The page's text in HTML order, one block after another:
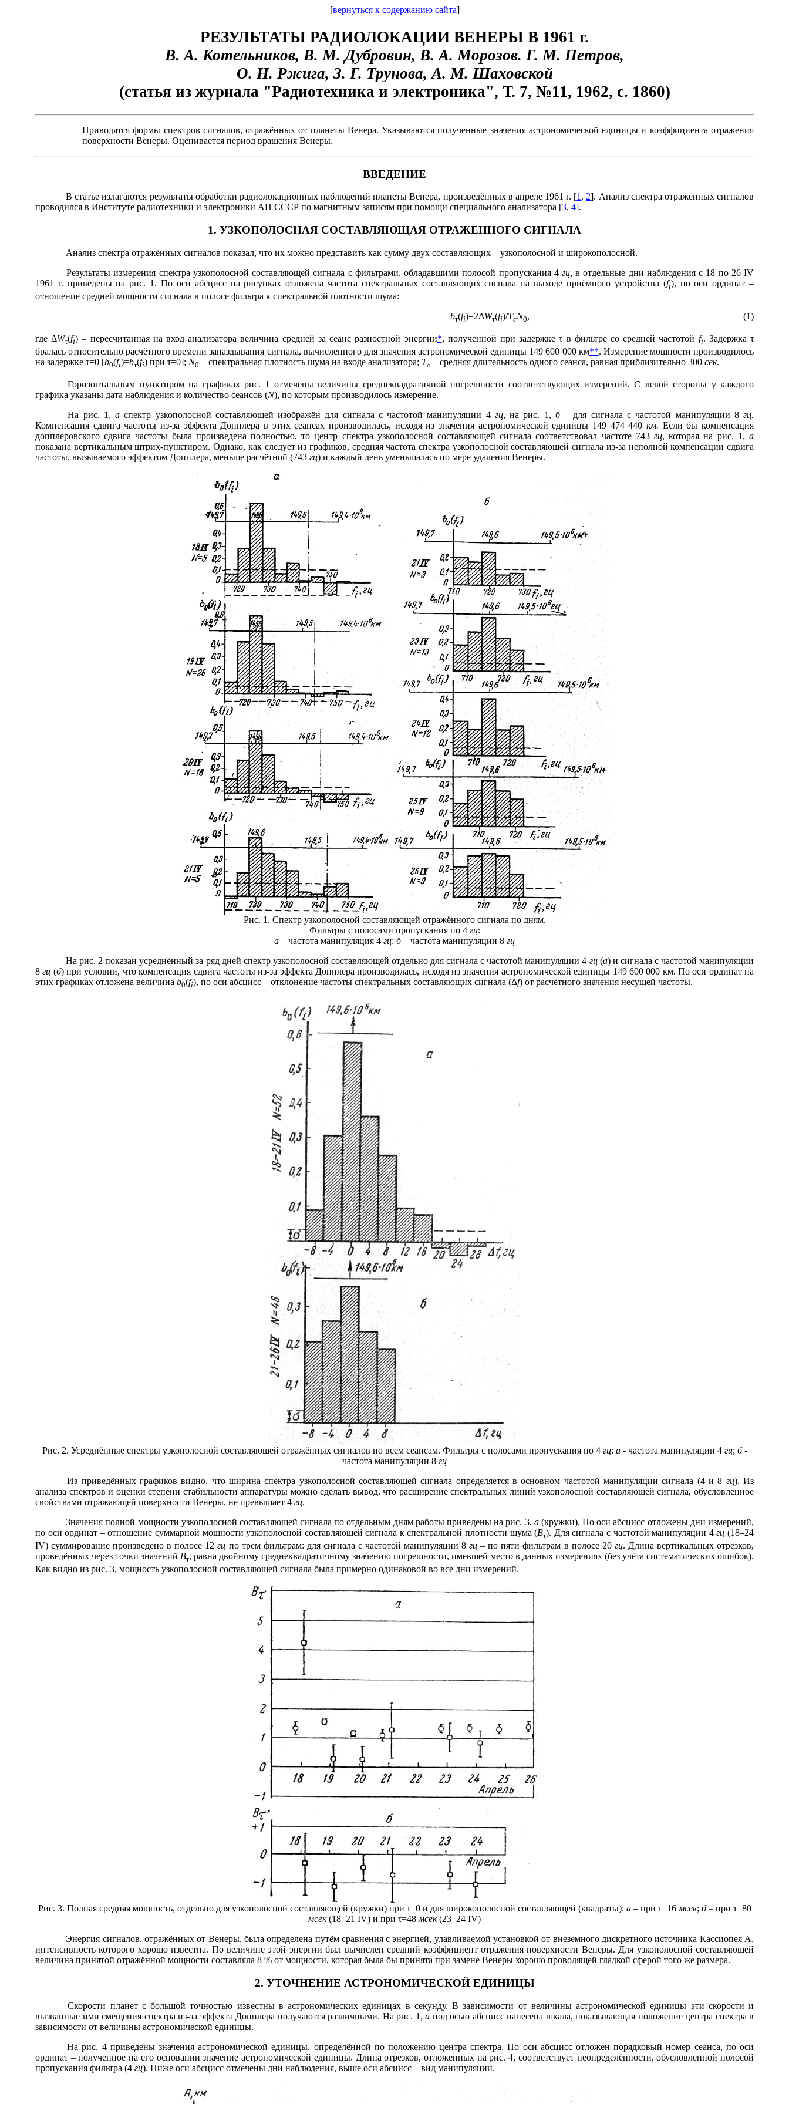
[вернуться к содержанию сайта]
РЕЗУЛЬТАТЫ РАДИОЛОКАЦИИ ВЕНЕРЫ В 1961 г.
В. А. Котельников, В. М. Дубровин, В. А. Морозов. Г. М. Петров,
О. Н. Ржига, З. Г. Трунова, А. М. Шаховской
(статья из журнала "Радиотехника и электроника", Т. 7, №11, 1962, с. 1860)
Приводятся формы спектров сигналов, отражённых от планеты Венера. Указываются полученные значения астрономической единицы и коэффициента отражения
поверхности Венеры. Оценивается период вращения Венеры.
ВВЕДЕНИЕ
В статье излагаются результаты обработки радиолокационных наблюдений планеты Венера, произведённых в апреле 1961 г. [1 , 2]. Анализ спектра отражённых сигналов
проводился в Институте радиотехники и электроники АН СССР по магнитным записям при помощи специального анализатора [3, 4].
1. УЗКОПОЛОСНАЯ СОСТАВЛЯЮЩАЯ ОТРАЖЕННОГО СИГНАЛА
Анализ спектра отражённых сигналов показал, что их можно представить как сумму двух составляющих – узкополосной и широкополосной.
Результаты измерения спектра узкополосной составляющей сигнала с фильтрами, обладавшими полосой пропускания 4 гц, в отдельные дни наблюдения с 18 по 26 IV
1961 г. приведены на рис. 1. По оси абсцисс на рисунках отложена частота спектральных составляющих сигнала на выходе приёмного устройства (fi), по оси ординат –
отношение средней мощности сигнала в полосе фильтра к спектральной плотности шума:
bτ(fi)=2ΔWτ(fi)/TcN0, (1)
где ΔWτ(fi) – пересчитанная на вход анализатора величина средней за сеанс разностной энергии*, полученной при задержкеτ в фильтре со средней частотой fi. Задержкаτ
бралась относительно расчётного времени запаздывания сигнала, вычисленного для значения астрономической единицы 149 600 000 км**. Измерение мощности производилось
на задержке τ=0 [b0(fi)=bτ(fi) при τ=0]; N0 – спектральная плотность шума на входе анализатора; Tc – средняя длительность одного сеанса, равная приблизительно 300 сек.
Горизонтальным пунктиром на графиках рис. 1 отмечены величины среднеквадратичной погрешности соответствующих измерений. С левой стороны у каждого
графика указаны дата наблюдения и количество сеансов (N), по которым производилось измерение.
На рис. 1,аспектр узкополосной составляющей изображён для сигнала с частотой манипуляции 4 гц, на рис. 1, б –для сигнала с частотой манипуляции 8гц.
Компенсация сдвига частоты из-за эффекта Допплера в этих сеансах производилась, исходя из значения астрономической единицы 149 474 440 км. Если бы компенсация
допплеровского сдвига частоты была произведена полностью, то центр спектра узкополосной составляющей сигнала соответствовал частоте 743 гц, которая на рис. 1, а
показана вертикальным штрих-пунктиром. Однако, как следует из графиков, средняя частота спектра узкополосной составляющей сигнала из-за неполной компенсации сдвига
частоты, вызываемого эффектом Допплера, меньше расчётной (743 гц) и каждый день уменьшалась по мере удаления Венеры.
Рис. 1. Спектр узкополосной составляющей отражённого сигнала по дням.
Фильтры с полосами пропускания по 4 гц:
а – частота манипуляция 4 гц; б– частота манипуляции 8 гц
На рис. 2 показан усреднённый за ряд дней спектр узкополосной составляющей отдельно для сигнала с частотой манипуляции 4 гц(а) и сигнала с частотой манипуляции
8гц (б) при условии, что компенсация сдвига частоты из-за эффекта Допплера производилась, исходя из значения астрономической единицы 149 600 000 км. По оси ординат на
этих графиках отложена величина b0(fi), по оси абсцисс – отклонение частоты спектральных составляющих сигнала (Δf) от расчётного значения несущей частоты.
Рис. 2. Усреднённые спектры узкополосной составляющей отражённых сигналов по всем сеансам. Фильтры с полосами пропускания по 4 гц: a- частота манипуляции 4 гц; б-
частота манипуляции 8 гц
Из приведённых графиков видно, что ширина спектра узкополосной составляющей сигнала определяется в основном частотой манипуляции сигнала (4 и 8 гц). Из
анализа спектров и оценки степени стабильности аппаратуры можно сделать вывод, что расширение спектральных линий узкополосной составляющей сигнала, обусловленное
свойствами отражающей поверхности Венеры, не превышает 4 гц.
Значения полной мощности узкополосной составляющей сигнала по отдельным дням работы приведены на рис. 3, а(кружки). По оси абсцисс отложены дни измерений,
по оси ординат – отношение суммарной мощности узкополосной составляющей сигнала к спектральной плотности шума (Bτ). Для сигнала с частотой манипуляции 4гц (18–24
IV) суммирование произведено в полосе 12гц по трём фильтрам: для сигнала с частотой манипуляции 8гц – по пяти фильтрам в полосе 20 гц. Длина вертикальных отрезков,
проведённых через точки значений Bτ, равна двойному среднеквадратичному значению погрешности, имевшей место в данных измерениях (без учёта систематических ошибок).
Как видно из рис. 3, мощность узкополосной составляющей сигнала была примерно одинаковой во все дни измерений.
Рис. 3. Полная средняя мощность, отдельно для узкополосной составляющей (кружки) при τ=0 и для широкополосной составляющей (квадраты): а– при τ=16 мсек; б– при τ=80
мсек(18–21 IV) и при τ=48 мсек(23–24 IV)
Энергия сигналов, отражённых от Венеры, была определена путём сравнения с энергией, улавливаемой установкой от внеземного дискретного источника Кассиопея А,
интенсивность которого хорошо известна. По величине этой энергии был вычислен средний коэффициент отражения поверхности Венеры. Для узкополосной составляющей
величина принятой отражённой мощности составляла 8 % от мощности, которая была бы принята при замене Венеры хорошо проводящей гладкой сферой того же размера.
2. УТОЧНЕНИЕ АСТРОНОМИЧЕСКОЙ ЕДИНИЦЫ
Скорости планет с большой точностью известны в астрономических единицах в секунду. В зависимости от величины астрономической единицы эти скорости и
вызванные ими смещения спектра из-за эффекта Допплера получаются различными. На рис. 1, а под осью абсцисс нанесена шкала, показывающая положение центра спектра в
зависимости от величины астрономической единицы.
На рис. 4 приведены значения астрономической единицы, определённой по положению центра спектра. По оси абсцисс отложен порядковый номер сеанса, по оси
ординат – полученное на его основании значение астрономической единицы. Длина отрезков, отложенных на рис. 4, соответствует неопределённости, обусловленной полосой
пропускания фильтра (4 гц). Ниже оси абсцисс отмечены дни наблюдения, выше оси абсцисс – вид манипуляции.